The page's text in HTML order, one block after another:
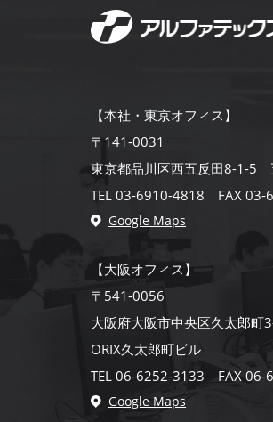
【本社・東京オフィス】
〒141-0031
東京都品川区西五反田8-1-5
TEL 03-6910-4818 FAX 03-
Google Maps
【大阪オフィス】
〒541-0056
大阪府大阪市中央区久太郎町
ORIX久太郎町ビル
TEL 06-6252-3133 FAX 06-
Google Maps